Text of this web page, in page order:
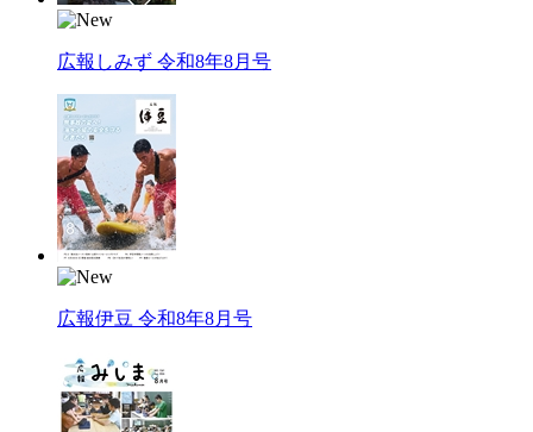
広報しみず 令和8年8月号
広報伊豆 令和8年8月号